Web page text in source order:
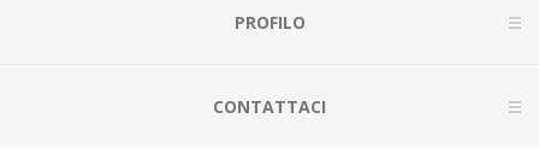
PROFILO
CONTATTACI